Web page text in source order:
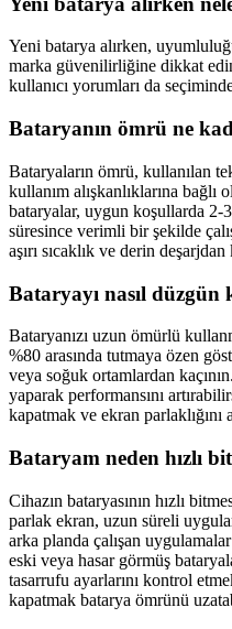
Yeni batarya alırken,
marka güvenilirliğine dikkat
kullanıcı yorumları da
Bataryanın ömrü ne
Bataryaların ömrü, kullanılan
kullanım alışkanlıklarına
bataryalar, uygun koşullarda 2-
süresince verimli bir şekilde
aşırı sıcaklık ve derin
Bataryayı nasıl
Bataryanızı uzun ömürlü
%80 arasında tutmaya özen
veya soğuk ortamlardan
yaparak performansını
kapatmak ve ekran
Bataryam neden hızlı
Cihazın bataryasının hızlı
parlak ekran, uzun süreli
arka planda çalışan
eski veya hasar görmüş
tasarrufu ayarlarını kontrol
kapatmak batarya ömrünü